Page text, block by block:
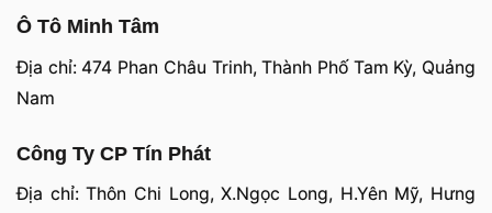
Ô Tô Minh Tâm
Địa chỉ: 474 Phan Châu Trinh, Thành Phố Tam Kỳ, Quảng
Nam
Công Ty CP Tín Phát
Địa chỉ: Thôn Chi Long, X.Ngọc Long, H.Yên Mỹ, Hưng